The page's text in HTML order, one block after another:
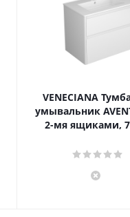
VENECIANA
умывальник
2-мя ящиками,